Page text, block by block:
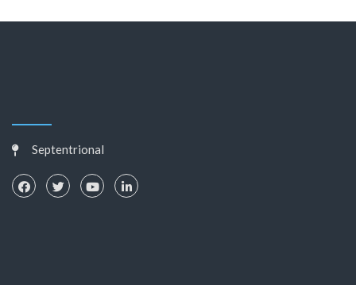
Septentrional